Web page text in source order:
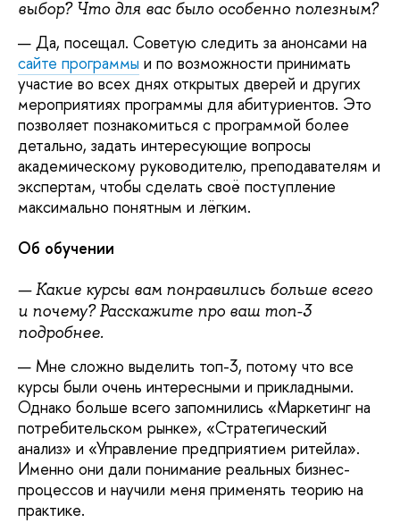
выбор? Что для вас было особенно полезным?
— Да, посещал. Советую следить за анонсами на
сайте программы и по возможности принимать
участие во всех днях открытых дверей и других
мероприятиях программы для абитуриентов. Это
позволяет познакомиться с программой более
детально, задать интересующие вопросы
академическому руководителю, преподавателям и
экспертам, чтобы сделать своё поступление
максимально понятным и лёгким.
Об обучении
— Какие курсы вам понравились больше всего
и почему? Расскажите про ваш топ-3
подробнее.
— Мне сложно выделить топ-3, потому что все
курсы были очень интересными и прикладными.
Однако больше всего запомнились «Маркетинг на
потребительском рынке», «Стратегический
анализ» и «Управление предприятием ритейла».
Именно они дали понимание реальных бизнес-
процессов и научили меня применять теорию на
практике.